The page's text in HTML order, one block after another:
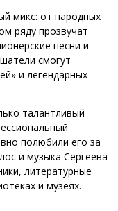
микс: от народных
ряду прозвучат
песни и
смогут
и легендарных
талантливый
полюбили его за
и музыка Сергеева
литературные
и музеях.